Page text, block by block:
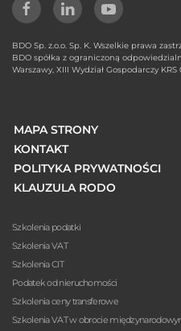
BDO Sp. z.o.o. Sp. K. Wszelkie prawa
BDO spółka z ograniczoną
Warszawy, XIII Wydział Gospodarczy
MAPA STRONY
KONTAKT
POLITYKA PRYWATNOŚCI
KLAUZULA RODO
Szkolenia podatki
Szkolenia VAT
Szkolenia CIT
Podatek od nieruchomości
Szkolenia ceny transferowe
Szkolenia VAT w obrocie